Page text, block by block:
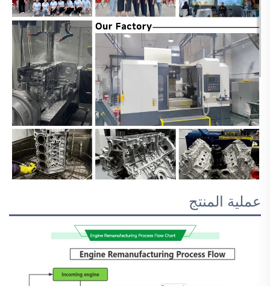
عملية المنتج